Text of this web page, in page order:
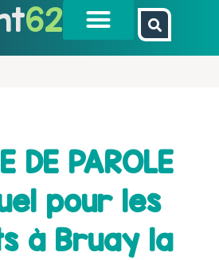
62
DE PAROLE
pour les
à Bruay la